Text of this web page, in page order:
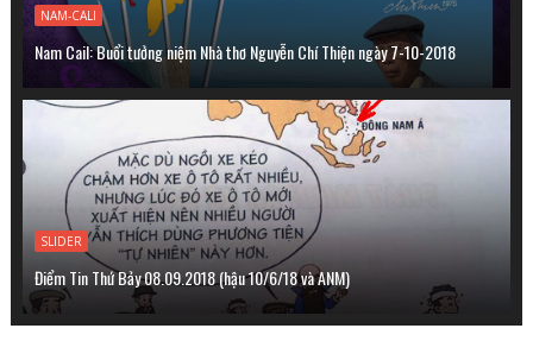
NAM-CALI
Nam Cail: Buổi tưởng niệm Nhà thơ Nguyễn Chí Thiện ngày 7-10-2018
SLIDER
Điểm Tin Thứ Bảy 08.09.2018 (hậu 10/6/18 và ANM)